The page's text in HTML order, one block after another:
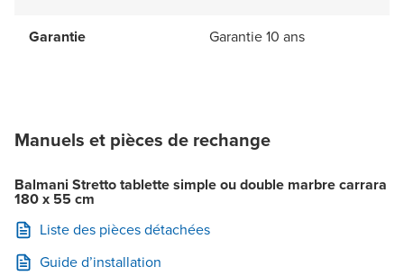
Garantie Garantie 10 ans
Manuels et pièces de rechange
Balmani Stretto tablette simple ou double marbre carrara
180 x 55 cm
Liste des pièces détachées
Guide d’installation